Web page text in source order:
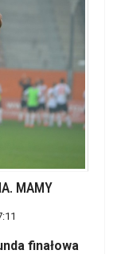
MAMY
finałowa